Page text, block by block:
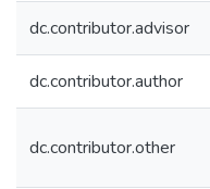
dc.contributor.advisor
dc.contributor.author
dc.contributor.other